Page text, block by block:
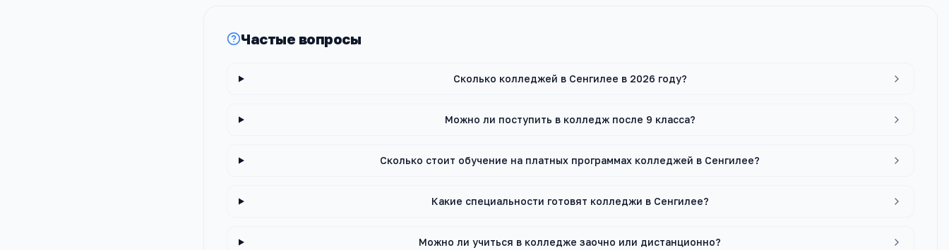
Частые вопросы
Сколько колледжей в Сенгилее в 2026 году?
Можно ли поступить в колледж после 9 класса?
Сколько стоит обучение на платных программах колледжей в Сенгилее?
Какие специальности готовят колледжи в Сенгилее?
Можно ли учиться в колледже заочно или дистанционно?